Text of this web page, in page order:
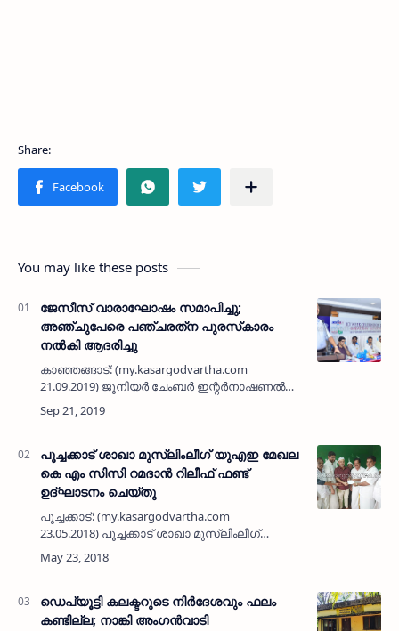
You may like these posts
ജേസീസ് വാരാഘോഷം സമാപിച്ചു;
അഞ്ചുപേരെ പഞ്ചരത്‌ന പുരസ്‌കാരം
നല്‍കി ആദരിച്ചു
കാഞ്ഞങ്ങാട്: (my.kasargodvartha.com
21.09.2019) ജൂനിയര്‍ ചേംബര്‍ ഇന്റര്‍നാഷണല്‍
കാഞ്ഞങ്ങാട് ചാപ്റ്റര്‍ സംഘടിപ്പിച്ച ജേസീസ്
വാരാഘോഷം സമാപിച്ചു. സമാപന ചടങ്ങ്
പൂച്ചക്കാട് ശാഖാ മുസ്‌ലിംലീഗ് യുഎഇ മേഖല
കെ എം സിസി റമദാന്‍ റിലീഫ് ഫണ്ട്
ഉദ്ഘാടനം ചെയ്തു
പൂച്ചക്കാട്: (my.kasargodvartha.com
23.05.2018) പൂച്ചക്കാട് ശാഖാ മുസ്‌ലിംലീഗ്
കമ്മിറ്റിയും യുഎഇ മേഖല കെ എം സിസിയും
സംയുക്തമായി മൂന്നു ലക്ഷം രൂപയുടെ റമദാന്‍
ഡെപ്യൂട്ടി കലക്ടറുടെ നിര്‍ദേശവും ഫലം
കണ്ടില്ല; നാങ്കി അംഗന്‍വാടി